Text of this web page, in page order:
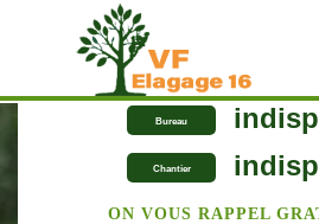
Bureau
Chantier
ON VOUS RAPPEL